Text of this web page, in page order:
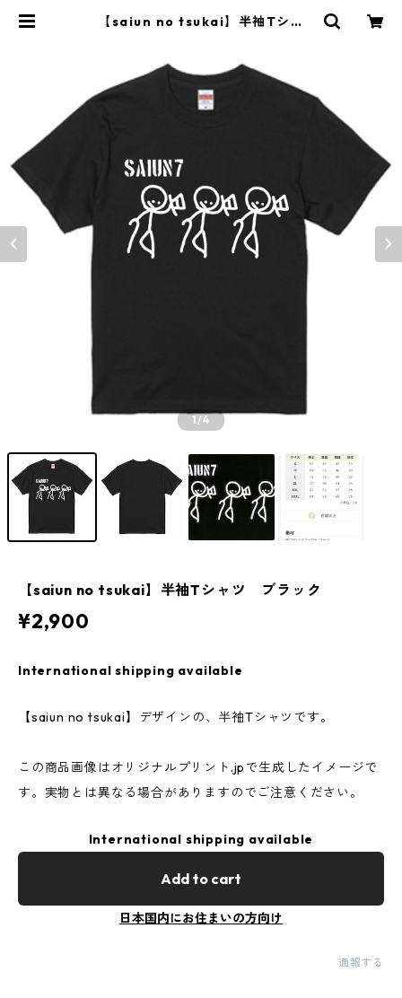
【saiun no tsukai】半袖Tシャ
1/4
【saiun no tsukai】半袖Tシャツ ブラック
¥2,900
International shipping available
【saiun no tsukai】デザインの、半袖Tシャツです。
この商品画像はオリジナルプリント.jpで生成したイメージで
す。実物とは異なる場合がありますのでご注意ください。
International shipping available
Add to cart
日本国内にお住まいの方向け
通報する